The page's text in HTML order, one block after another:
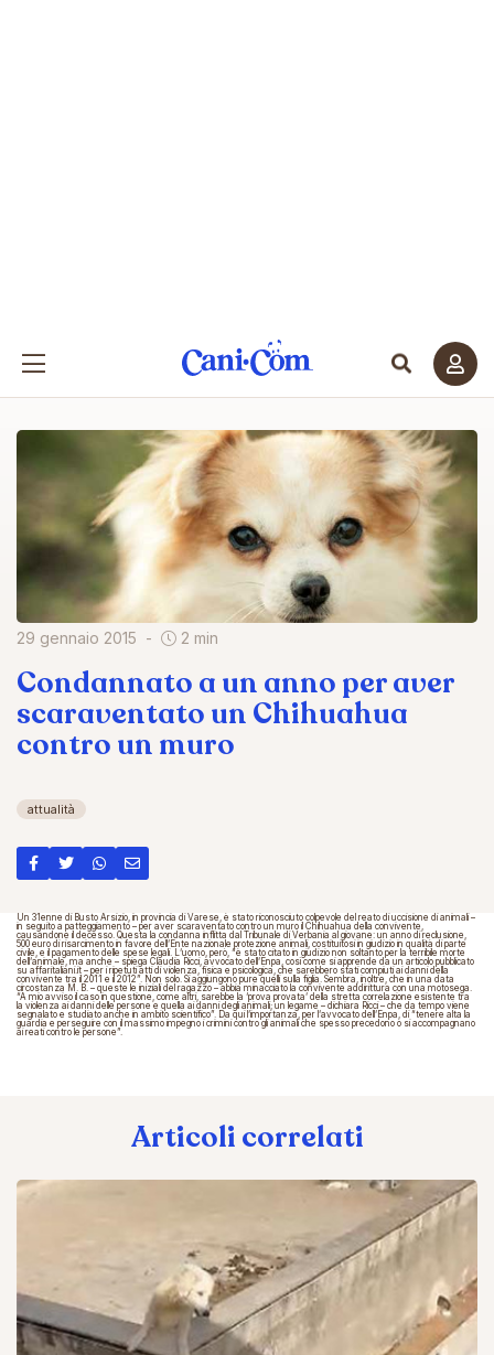
29 gennaio 2015 2 min
Condannato a un anno per aver
scaraventato un Chihuahua
contro un muro
attualità
Un 31enne di Busto Arsizio, in provincia di Varese, è stato riconosciuto colpevole del reato di uccisione di animali –
in seguito a patteggiamento – per aver scaraventato contro un muro il Chihuahua della convivente,
causandone il decesso. Questa la condanna inflitta dal Tribunale di Verbania al giovane: un anno di reclusione,
500 euro di risarcimento in favore dell’Ente nazionale protezione animali, costituitosi in giudizio in qualità di parte
civile, e il pagamento delle spese legali. L’uomo, però, “è stato citato in giudizio non soltanto per la terribile morte
dell’animale, ma anche – spiega Claudia Ricci, avvocato dell’Enpa, così come si apprende da un articolo pubblicato
su affaritaliani.it – per i ripetuti atti di violenza, fisica e psicologica, che sarebbero stati compiuti ai danni della
convivente tra il 2011 e il 2012”. Non solo. Si aggiungono pure quelli sulla figlia. Sembra, inoltre, che in una data
circostanza M. B. – queste le iniziali del ragazzo – abbia minacciato la convivente addirittura con una motosega.
“A mio avviso il caso in questione, come altri, sarebbe la ‘prova provata’ della stretta correlazione esistente tra
la violenza ai danni delle persone e quella ai danni degli animali; un legame – dichiara Ricci – che da tempo viene
segnalato e studiato anche in ambito scientifico”. Da qui l’importanza, per l’avvocato dell’Enpa, di “tenere alta la
guardia e perseguire con il massimo impegno i crimini contro gli animali che spesso precedono o si accompagnano
ai reati contro le persone”.
Articoli correlati